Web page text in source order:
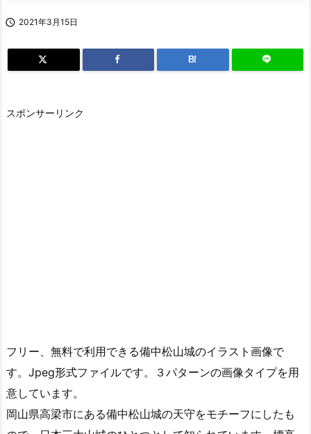
 2021年3月15日
B!
スポンサーリンク
フリー、無料で利用できる備中松山城のイラスト画像で
す。Jpeg形式ファイルです。３パターンの画像タイプを用
意しています。
岡山県高梁市にある備中松山城の天守をモチーフにしたも